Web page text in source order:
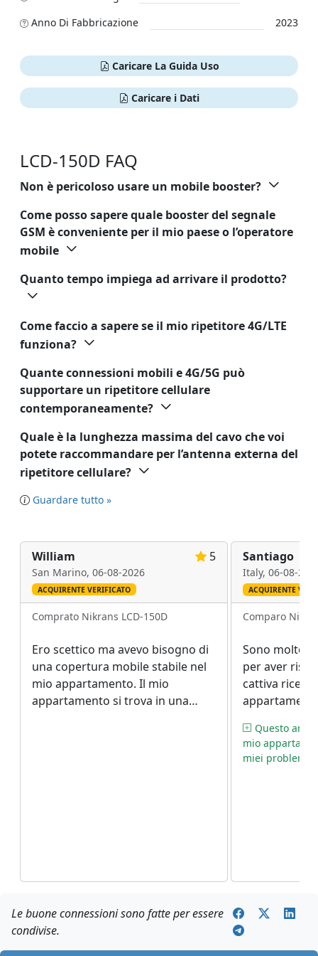
Anno Di Fabbricazione
2023
Caricare La Guida Uso
Caricare i Dati
LCD-150D FAQ
Non è pericoloso usare un mobile booster?
Come posso sapere quale booster del segnale
GSM è conveniente per il mio paese o l’operatore
mobile
Quanto tempo impiega ad arrivare il prodotto?
Come faccio a sapere se il mio ripetitore 4G/LTE
funziona?
Quante connessioni mobili e 4G/5G può
supportare un ripetitore cellulare
contemporaneamente?
Quale è la lunghezza massima del cavo che voi
potete raccommandare per l’antenna externa del
ripetitore cellulare?
Guardare tutto »
William 5
San Marino, 06-08-2026
ACQUIRENTE VERIFICATO
Comprato Nikrans LCD-150D
Ero scettico ma avevo bisogno di
una copertura mobile stabile nel
mio appartamento. Il mio
appartamento si trova in una
Santiago
Italy, 06-08-
ACQUIRENTE
Comparo
Sono molto
per aver
cattiva
criteri.
Questo
mio
miei problemi
Le buone connessioni sono fatte per essere
condivise.